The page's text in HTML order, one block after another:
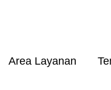
Area Layanan